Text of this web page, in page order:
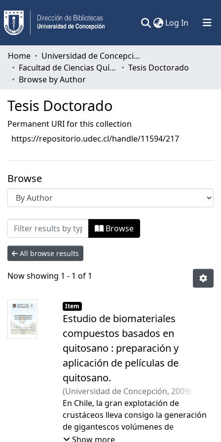
Log In (current)
Communities & Collections
All of DSpace
Home
Universidad de Concepción
Facultad de Ciencias Químicas
Tesis Doctorado
Browse by Author
Tesis Doctorado
Permanent URI for this collection
https://repositorio.udec.cl/handle/11594/217
Browse
Browsing Tesis Doctorado by Author
Browse
All browse results
Now showing 1 - 1 of 1
Item
Estudio de biomateriales
compuestos basados en
quitosano : preparación y
aplicación de películas de
quitosano.
(Universidad de Concepción, 2009)
Anaya Domínguez, Paola Ximena
Cárdenas Triviño, Galo
En Chile, la gran explotación de
crustáceos lleva consigo la generación
de gigantescos volúmenes de
caparazones a partir de los cuales se
Show more